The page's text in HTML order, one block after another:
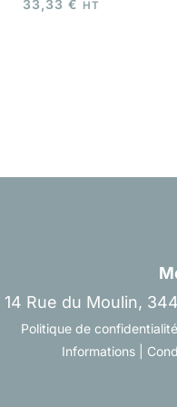
33,33€ HT
14 Rue du Moulin,
Politique de confidentialité
Informations|